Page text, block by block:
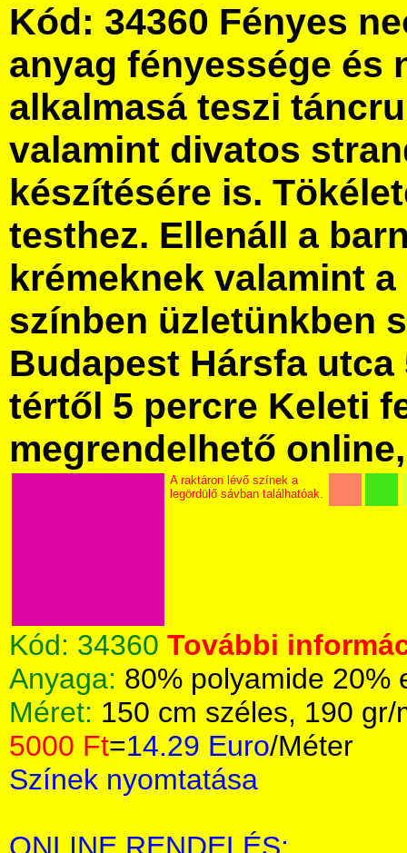
Kód: 34360 Fényes
anyag fényessége és
alkalmasá teszi
valamint divatos
készítésére is.
testhez. Ellenáll a
krémeknek valamint
színben üzletünkben
Budapest Hársfa utca
tértől 5 percre Keleti
megrendelhető
A raktáron lévő színek a
legördülő sávban találhatóak.
Kód: 34360 További
Anyaga: 80% polyamide 20%
Méret: 150 cm széles, 190 gr/
5000 Ft=14.29 Euro/Méter
Színek nyomtatása